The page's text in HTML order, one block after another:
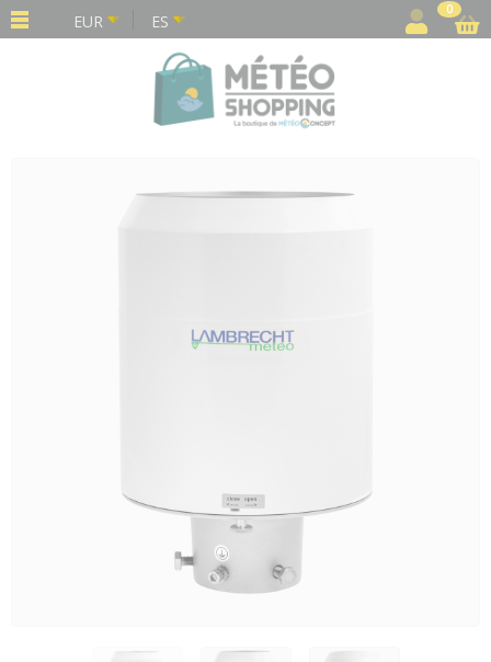
EUR ES
0
Panel de gestión de cookies